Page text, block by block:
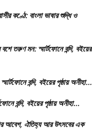
কণ্ঠে: বাংলা ভাষার শুদ্ধি ও
তরুণ মন: স্মার্টফোনে বন্দি, বইয়ের
বন্দি, বইয়ের পৃষ্ঠায় অনীহা…
বন্দি, বইয়ের পৃষ্ঠায় অনীহা…
আবেগ, ঐতিহ্য আর উৎসবের এক